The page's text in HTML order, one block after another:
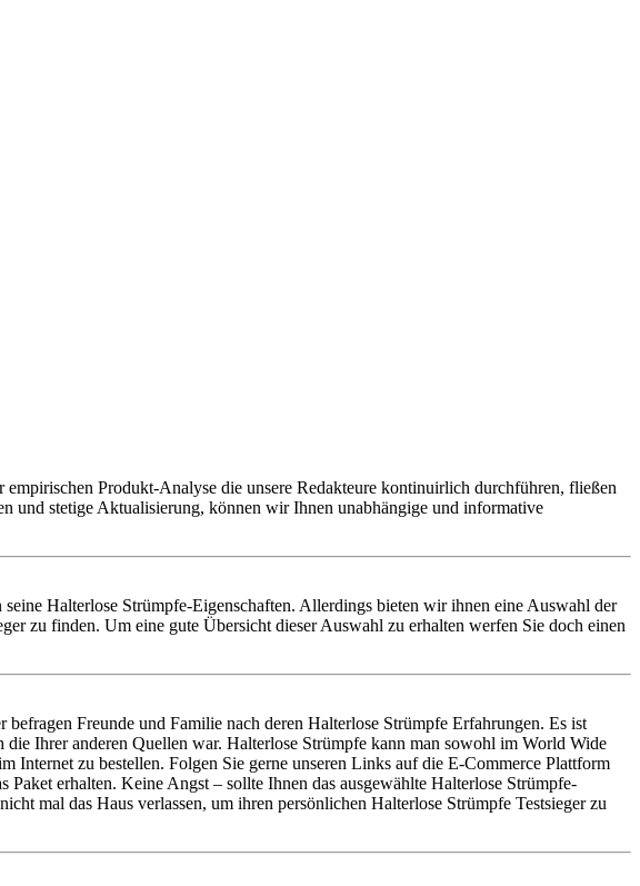
Produkt-Analyse die unsere Redakteure kontinuirlich durchführen, fließen
und stetige Aktualisierung, können wir Ihnen unabhängige und informative
Halterlose Strümpfe-Eigenschaften. Allerdings bieten wir ihnen eine Auswahl der
zu finden. Um eine gute Übersicht dieser Auswahl zu erhalten werfen Sie doch einen
Freunde und Familie nach deren Halterlose Strümpfe Erfahrungen. Es ist
Ihrer anderen Quellen war. Halterlose Strümpfe kann man sowohl im World Wide
Internet zu bestellen. Folgen Sie gerne unseren Links auf die E-Commerce Plattform
erhalten. Keine Angst – sollte Ihnen das ausgewählte Halterlose Strümpfe-
mal das Haus verlassen, um ihren persönlichen Halterlose Strümpfe Testsieger zu